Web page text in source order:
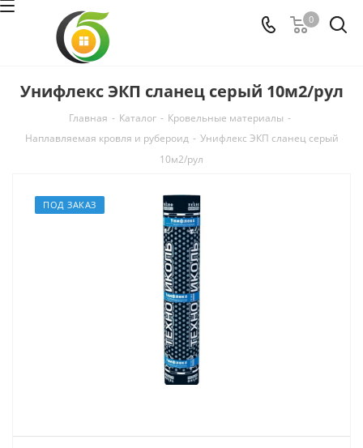
0
Унифлекс ЭКП сланец серый 10м2/рул
Главная - Каталог - Кровельные материалы -
Наплавляемая кровля и рубероид - Унифлекс ЭКП сланец серый
10м2/рул
ПОД ЗАКАЗ